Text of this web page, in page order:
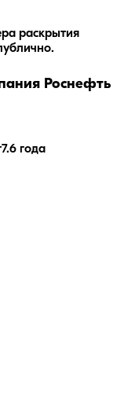
раскрытия
Роснефть
7.6 года